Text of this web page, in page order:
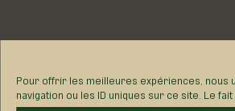
Pour offrir les meilleures expériences, nous
navigation ou les ID uniques sur ce site. Le